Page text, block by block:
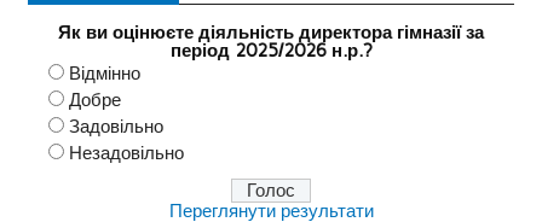
Як ви оцінюєте діяльність директора гімназії за
період 2025/2026 н.р.?
Відмінно
Добре
Задовільно
Незадовільно
Переглянути результати